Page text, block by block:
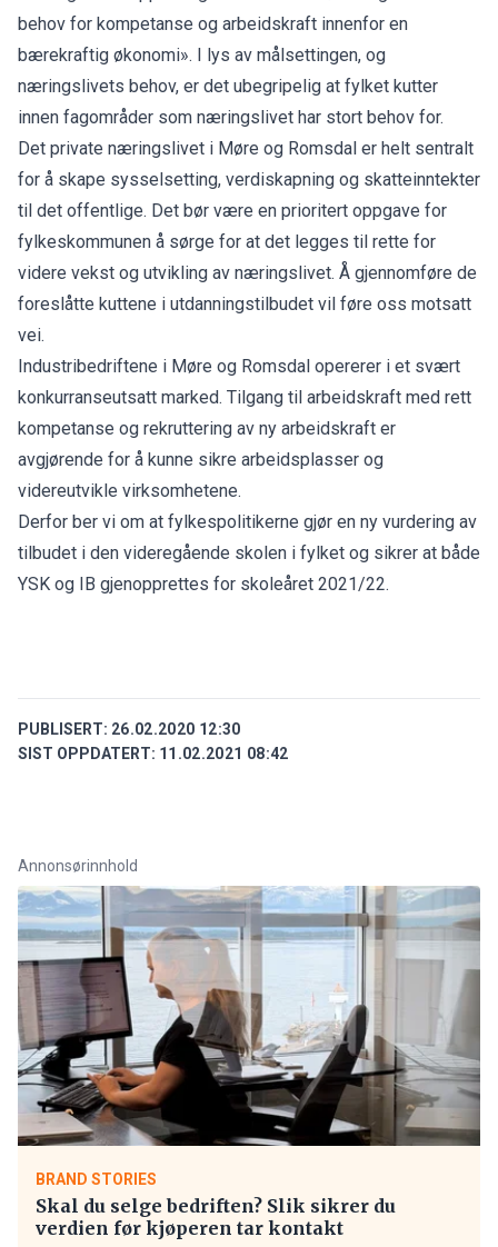
behov for kompetanse og arbeidskraft innenfor en
bærekraftig økonomi». I lys av målsettingen, og
næringslivets behov, er det ubegripelig at fylket kutter
innen fagområder som næringslivet har stort behov for.
Det private næringslivet i Møre og Romsdal er helt sentralt
for å skape sysselsetting, verdiskapning og skatteinntekter
til det offentlige. Det bør være en prioritert oppgave for
fylkeskommunen å sørge for at det legges til rette for
videre vekst og utvikling av næringslivet. Å gjennomføre de
foreslåtte kuttene i utdanningstilbudet vil føre oss motsatt
vei.
Industribedriftene i Møre og Romsdal opererer i et svært
konkurranseutsatt marked. Tilgang til arbeidskraft med rett
kompetanse og rekruttering av ny arbeidskraft er
avgjørende for å kunne sikre arbeidsplasser og
videreutvikle virksomhetene.
Derfor ber vi om at fylkespolitikerne gjør en ny vurdering av
tilbudet i den videregående skolen i fylket og sikrer at både
YSK og IB gjenopprettes for skoleåret 2021/22.
PUBLISERT: 26.02.2020 12:30
SIST OPPDATERT: 11.02.2021 08:42
Annonsørinnhold
BRAND STORIES
Skal du selge bedriften? Slik sikrer du
verdien før kjøperen tar kontakt